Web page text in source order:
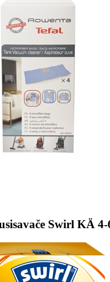
Swirl KÄ 4-